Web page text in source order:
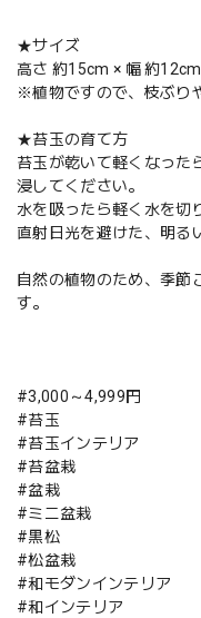
★サイズ
高さ 約15cm × 幅 約12cm
※植物ですので、枝ぶり
★苔玉の育て方
苔玉が乾いて軽くなった
浸してください。
水を吸ったら軽く水を切
直射日光を避けた、明る
自然の植物のため、季節
す。
#3,000～4,999円
#苔玉
#苔玉インテリア
#苔盆栽
#盆栽
#ミニ盆栽
#黒松
#松盆栽
#和モダンインテリア
#和インテリア